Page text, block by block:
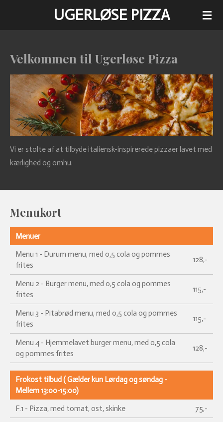
UGERLØSE PIZZA
Velkommen til Ugerløse Pizza
Vi er stolte af at tilbyde italiensk-inspirerede pizzaer lavet med
kærlighed og omhu.
Menukort
Menuer
Menu 1 - Durum menu, med 0,5 cola og pommes
frites
128,-
Menu 2 - Burger menu, med 0,5 cola og pommes
frites
115,-
Menu 3 - Pitabrød menu, med 0,5 cola og pommes
frites
115,-
Menu 4 - Hjemmelavet burger menu, med o,5 cola
og pommes frites
128,-
Frokost tilbud ( Gælder kun Lørdag og søndag -
Mellem 13:00-15:00)
F.1 - Pizza, med tomat, ost, skinke
75,-